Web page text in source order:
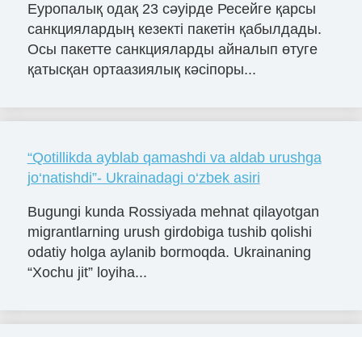
Еуропалық одақ 23 сәуірде Ресейге қарсы
санкциялардың кезекті пакетін қабылдады.
Осы пакетте санкцияларды айналып өтуге
қатысқан ортаазиялық кәсіпоры...
“Qotillikda ayblab qamashdi va aldab urushga
jo‘natishdi”- Ukrainadagi o‘zbek asiri
Bugungi kunda Rossiyada mehnat qilayotgan
migrantlarning urush girdobiga tushib qolishi
odatiy holga aylanib bormoqda. Ukrainaning
“Xochu jit” loyiha...